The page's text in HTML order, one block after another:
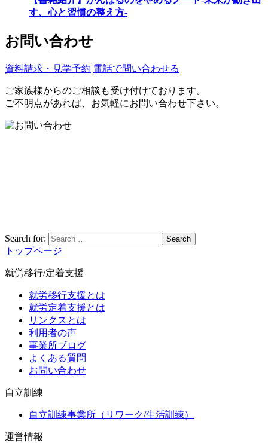
す、心と習慣の整え方-
お問い合わせ
資料請求・見学予約 電話で問い合わせる
ご家族様からのご相談も受け付けております。
ご不明点があれば、お気軽にお問い合わせ下さい。
Search for: Search
トップページ
就労移行/定着支援
就労移行支援とは
就労定着支援とは
リンクスとは
利用者の声
事業所ブログ
よくある質問
お問い合わせ
自立訓練
自立訓練事業所（リワーク/生活訓練）
運営情報